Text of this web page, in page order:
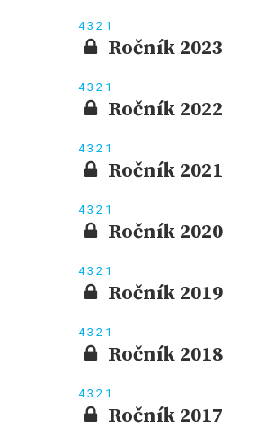
43 2 1
Ročník 2023
43 2 1
Ročník 2022
43 2 1
Ročník 2021
43 2 1
Ročník 2020
43 2 1
Ročník 2019
43 2 1
Ročník 2018
43 2 1
Ročník 2017